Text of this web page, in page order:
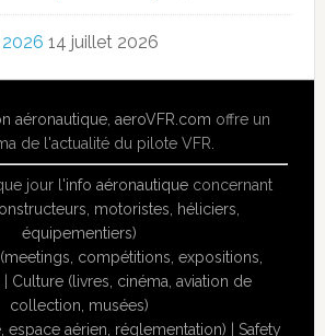
14 juillet 2026
aéronautique,aeroVFR.com offre un
de l'actualité du pilote VFR.
jour l'info aéronautiqueconcernant
motoristes, héliciers,
équipementiers)
compétitions, expositions,
Culture (livres, cinéma, aviation de
collection, musées)
espace aérien, réglementation) |Safety